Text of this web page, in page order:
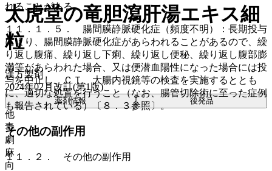
れることがある。
１１．１．５． 腸間膜静脈硬化症（頻度不明）：長期投与
により、腸間膜静脈硬化症があらわれることがあるので、繰
り返し腹痛、繰り返し下痢、繰り返し便秘、繰り返し腹部膨
満等があらわれた場合、又は便潜血陽性になった場合には投
与を中止し、ＣＴ、大腸内視鏡等の検査を実施するととも
に、適切な処置を行うこと（なお、腸管切除術に至った症例
も報告されている）〔８．３参照〕。
その他の副作用
１１．２． その他の副作用
太虎堂の竜胆瀉肝湯エキス細
粒
漢方製剤
2024年02月改訂(第1版)
薬剤情報 後発品
他
毒
劇
麻
向